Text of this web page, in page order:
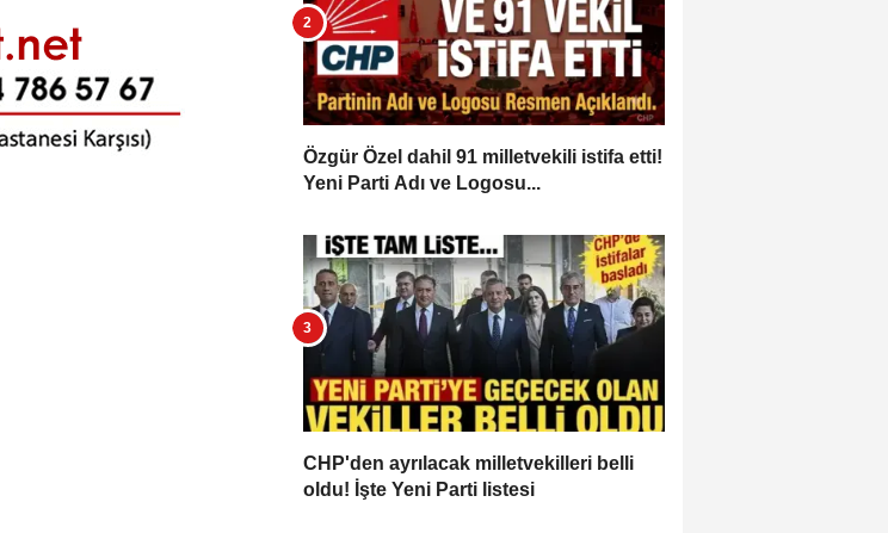
Özgür Özel dahil 91 milletvekili istifa etti!
Yeni Parti Adı ve Logosu...
CHP'den ayrılacak milletvekilleri belli
oldu! İşte Yeni Parti listesi